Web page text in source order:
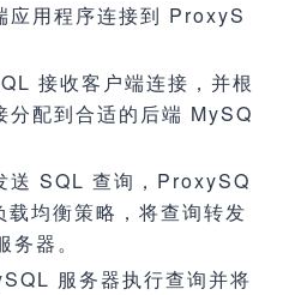
应用程序连接到 ProxyS
接收客户端连接，并根
分配到合适的后端 MySQ
送 SQL 查询，ProxySQ
均衡策略，将查询转发
器。
服务器执行查询并将